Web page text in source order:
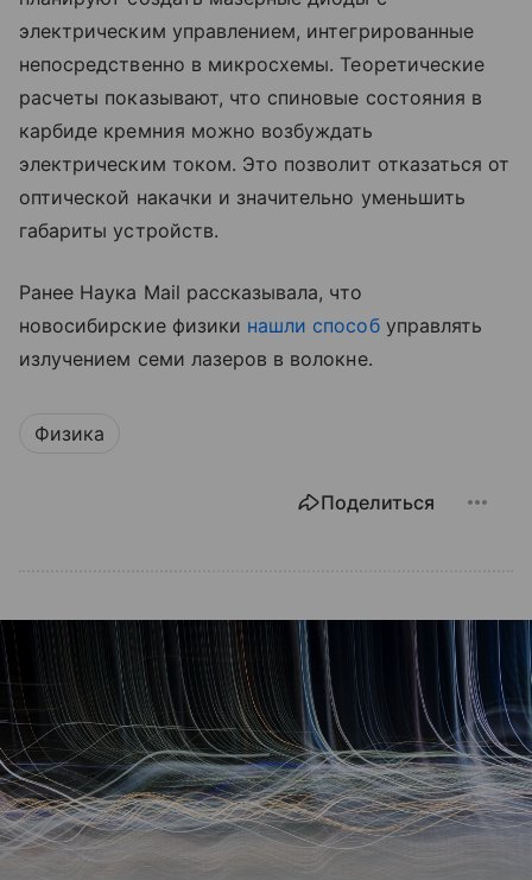
электрическим управлением, интегрированные
непосредственно в микросхемы. Теоретические
расчеты показывают, что спиновые состояния в
карбиде кремния можно возбуждать
электрическим током. Это позволит отказаться от
оптической накачки и значительно уменьшить
габариты устройств.
Ранее Наука Mail рассказывала, что
новосибирские физики нашли способуправлять
излучением семи лазеров в волокне.
Физика
Поделиться